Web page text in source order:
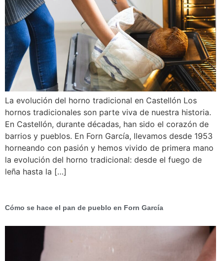
La evolución del horno tradicional en Castellón Los
hornos tradicionales son parte viva de nuestra historia.
En Castellón, durante décadas, han sido el corazón de
barrios y pueblos. En Forn García, llevamos desde 1953
horneando con pasión y hemos vivido de primera mano
la evolución del horno tradicional: desde el fuego de
leña hasta la […]
Cómo se hace el pan de pueblo en Forn García